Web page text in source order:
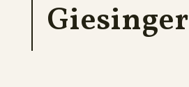
Giesinger